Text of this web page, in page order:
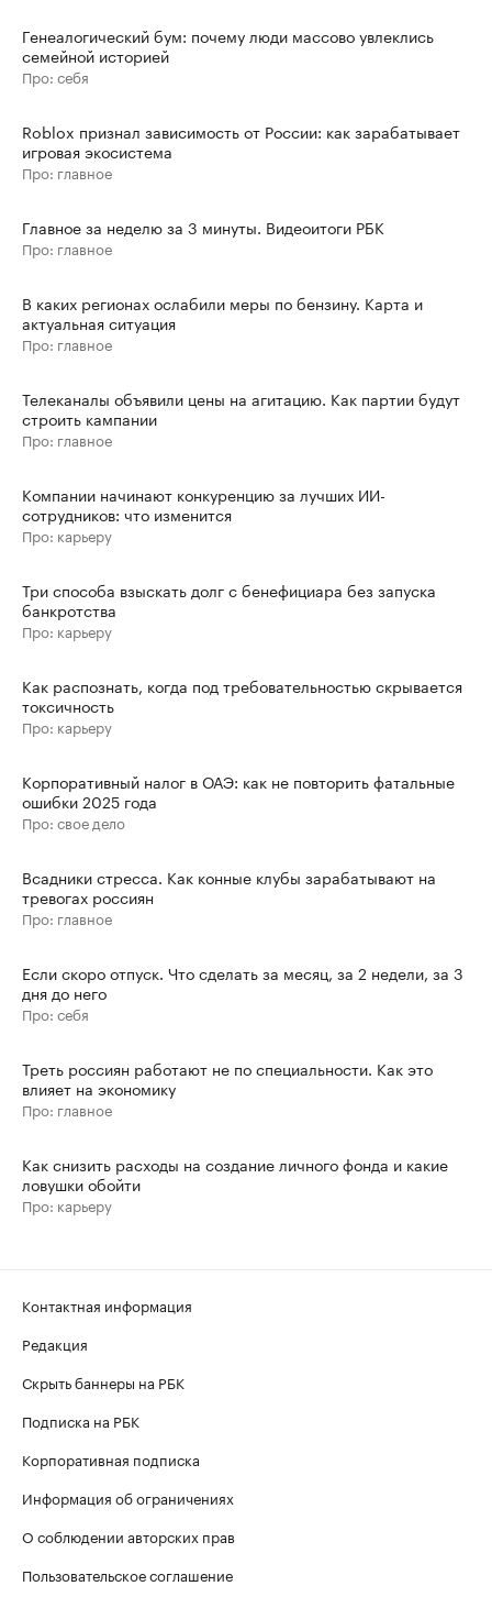
Генеалогический бум: почему люди массово увлеклись
семейной историей
Про: себя
Roblox признал зависимость от России: как зарабатывает
игровая экосистема
Про: главное
Главное за неделю за 3 минуты. Видеоитоги РБК
Про: главное
В каких регионах ослабили меры по бензину. Карта и
актуальная ситуация
Про: главное
Телеканалы объявили цены на агитацию. Как партии будут
строить кампании
Про: главное
Компании начинают конкуренцию за лучших ИИ-
сотрудников: что изменится
Про: карьеру
Три способа взыскать долг с бенефициара без запуска
банкротства
Про: карьеру
Как распознать, когда под требовательностью скрывается
токсичность
Про: карьеру
Корпоративный налог в ОАЭ: как не повторить фатальные
ошибки 2025 года
Про: свое дело
Всадники стресса. Как конные клубы зарабатывают на
тревогах россиян
Про: главное
Если скоро отпуск. Что сделать за месяц, за 2 недели, за 3
дня до него
Про: себя
Треть россиян работают не по специальности. Как это
влияет на экономику
Про: главное
Как снизить расходы на создание личного фонда и какие
ловушки обойти
Про: карьеру
Контактная информация
Редакция
Скрыть баннеры на РБК
Подписка на РБК
Корпоративная подписка
Информация об ограничениях
О соблюдении авторских прав
Пользовательское соглашение